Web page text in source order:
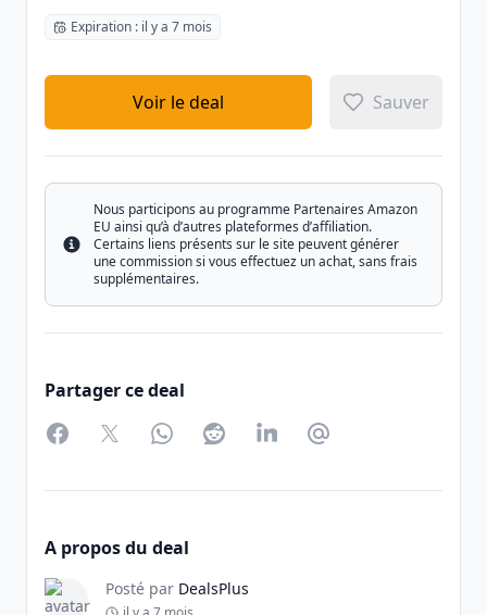
Expiration : il y a 7 mois
Voir le deal Sauver
Info
Nous participons au programme Partenaires Amazon
EU ainsi qu’à d’autres plateformes d’affiliation.
Certains liens présents sur le site peuvent générer
une commission si vous effectuez un achat, sans frais
supplémentaires.
Partager ce deal
FacebookTwitterWhatsAppRedditLinkedInPartager par Email
A propos du deal
Posté par DealsPlus